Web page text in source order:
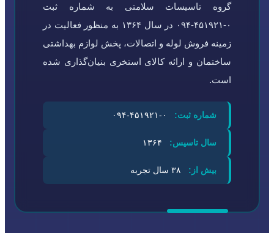
گروه تاسیسات سلامتی به شماره ثبت
۰-۴۵۱۹۲۱-۰۹۴ در سال ۱۳۶۴ به منظور فعالیت در
زمینه فروش لوله و اتصالات، پخش لوازم بهداشتی
ساختمان و ارائه کالای استخری بنیان‌گذاری شده
است.
شماره ثبت:
سال تاسیس:
بیش از: